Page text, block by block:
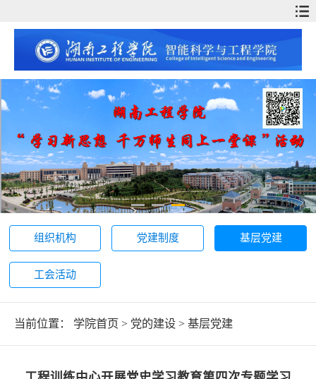
组织机构 党建制度 基层党建
工会活动
当前位置： 学院首页 > 党的建设 > 基层党建